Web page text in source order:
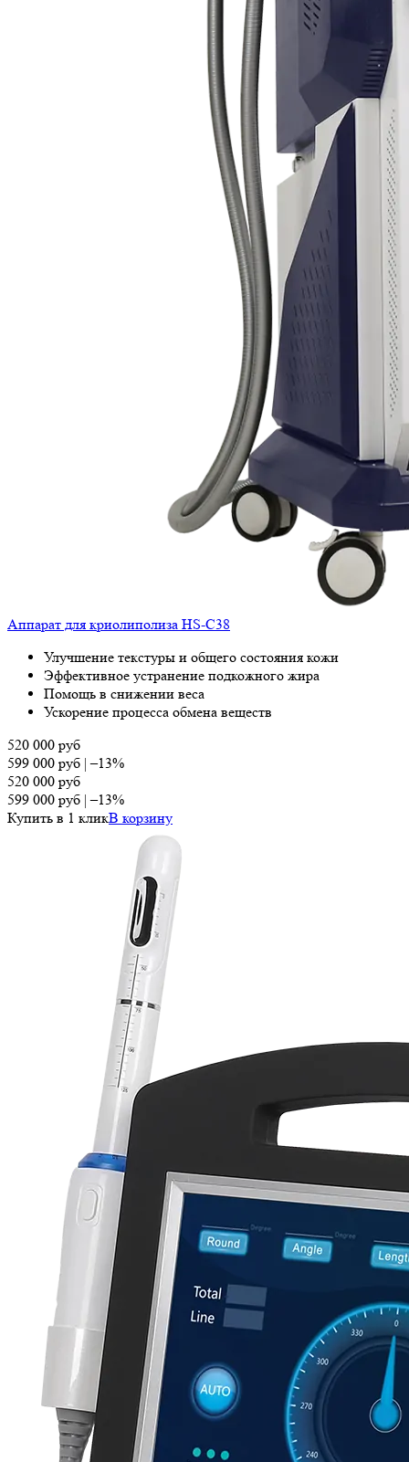
Аппарат для криолиполиза HS-С38
Улучшение текстуры и общего состояния кожи
Эффективное устранение подкожного жира
Помощь в снижении веса
Ускорение процесса обмена веществ
520 000 руб
599 000 руб |–13%
520 000 руб
599 000 руб |–13%
Купить в 1 кликВ корзину